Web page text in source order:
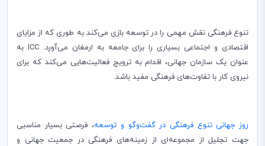
تنوع فرهنگی نقش مهمی را در توسعه بازی می‌کند به ‌طوری که از مزایای
اقتصادی و اجتماعی بسیاری را برای جامعه به ارمغان می‌آورد. ICC به
عنوان یک سازمان جهانی، اقدام به ترویج فعالیت‌هایی می‌کند که برای
نیروی کار با تفاوت‌های فرهنگی مفید باشد.
روز جهانی تنوع فرهنگی در گفت‌وگو و توسعه، فرصتی بسیار مناسبی
جهت تجلیل از مجموعه‌ای از زمینه‌های فرهنگی در جمعیت جهانی و